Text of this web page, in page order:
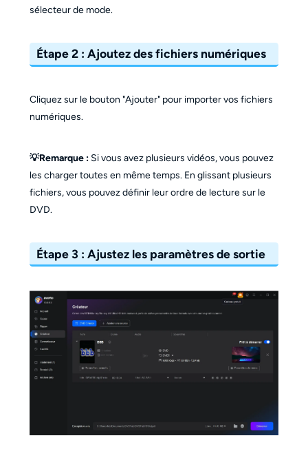
sélecteur de mode.
Étape 2 : Ajoutez des fichiers numériques
Cliquez sur le bouton "Ajouter" pour importer vos fichiers
numériques.
💡Remarque :Si vous avez plusieurs vidéos, vous pouvez
les charger toutes en même temps. En glissant plusieurs
fichiers, vous pouvez définir leur ordre de lecture sur le
DVD.
Étape 3 : Ajustez les paramètres de sortie